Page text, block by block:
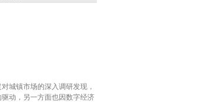
城镇市场的深入调研发现，
动，另一方面也因数字经济